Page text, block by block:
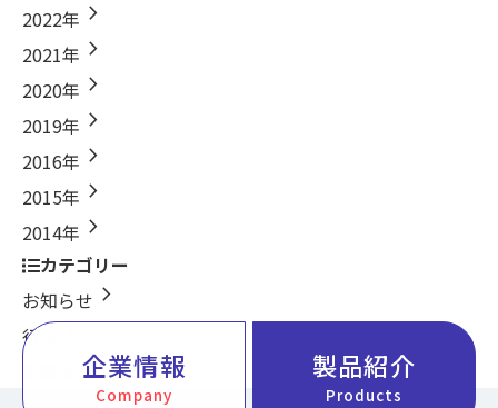
2022年 chevron_right
2021年 chevron_right
2020年 chevron_right
2019年 chevron_right
2016年 chevron_right
2015年 chevron_right
2014年 chevron_right
カテゴリー
お知らせ chevron_right
行事 chevron_right
chevron_right
企業情報
Company
製品紹介
Products